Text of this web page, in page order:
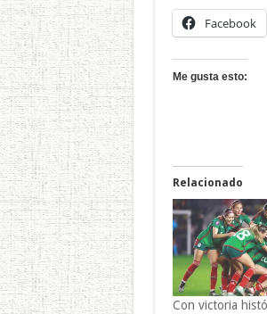
Facebook
Me gusta esto:
Relacionado
Con victoria